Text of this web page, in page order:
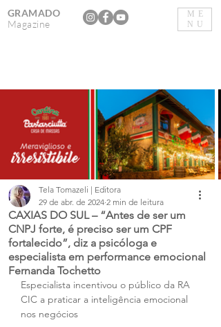
ME
NU
GRAMADO
Magazine
CAXIAS DO SUL – “Antes de ser um
CNPJ forte, é preciso ser um CPF
fortalecido”, diz a psicóloga e
especialista em performance emocional
Fernanda Tochetto
Tela Tomazeli | Editora
29 de abr. de 2024 2 min de leitura
Especialista incentivou o público da RA
CIC a praticar a inteligência emocional
nos negócios